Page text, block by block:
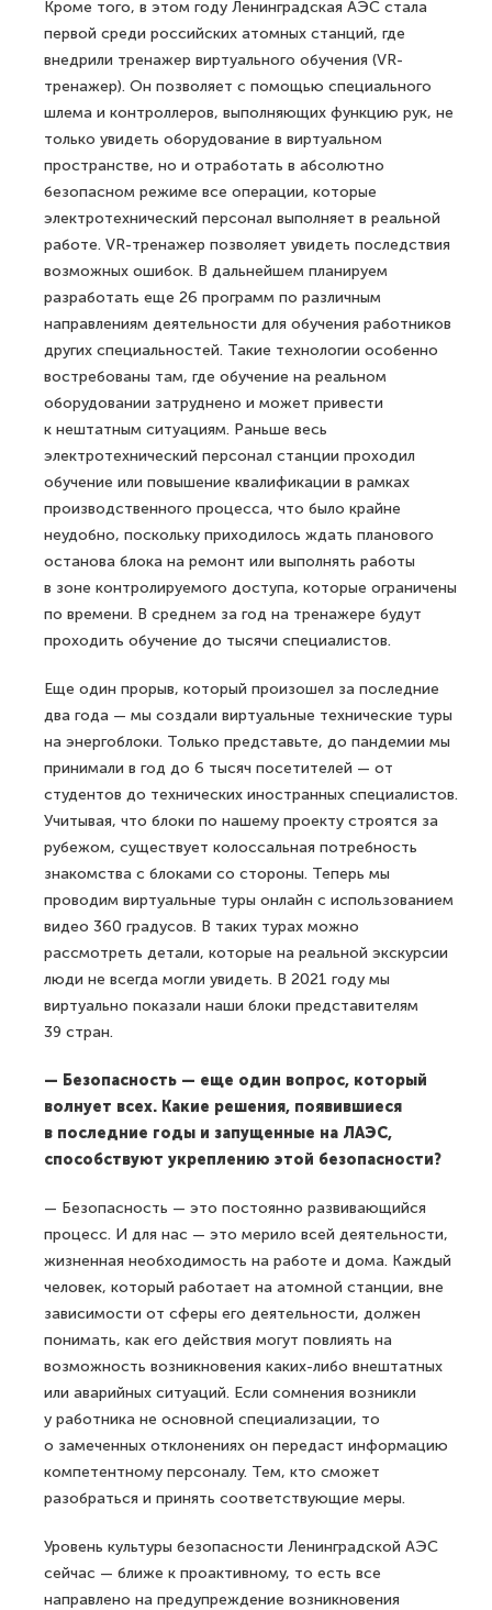
Кроме того, в этом году Ленинградская АЭС стала
первой среди российских атомных станций, где
внедрили тренажер виртуального обучения (VR-
тренажер). Он позволяет с помощью специального
шлема и контроллеров, выполняющих функцию рук, не
только увидеть оборудование в виртуальном
пространстве, но и отработать в абсолютно
безопасном режиме все операции, которые
электротехнический персонал выполняет в реальной
работе. VR-тренажер позволяет увидеть последствия
возможных ошибок. В дальнейшем планируем
разработать еще 26 программ по различным
направлениям деятельности для обучения работников
других специальностей. Такие технологии особенно
востребованы там, где обучение на реальном
оборудовании затруднено и может привести
к нештатным ситуациям. Раньше весь
электротехнический персонал станции проходил
обучение или повышение квалификации в рамках
производственного процесса, что было крайне
неудобно, поскольку приходилось ждать планового
останова блока на ремонт или выполнять работы
в зоне контролируемого доступа, которые ограничены
по времени. В среднем за год на тренажере будут
проходить обучение до тысячи специалистов.
Еще один прорыв, который произошел за последние
два года — мы создали виртуальные технические туры
на энерго­блоки. Только представьте, до пандемии мы
принимали в год до 6 тысяч посетителей — от
студентов до технических иностранных специалистов.
Учитывая, что блоки по нашему проекту строятся за
рубежом, существует колоссальная потребность
знакомства с блоками со стороны. Теперь мы
проводим виртуальные туры онлайн с использованием
видео 360 градусов. В таких турах можно
рассмотреть детали, которые на реальной экскурсии
люди не всегда могли увидеть. В 2021 году мы
виртуально показали наши блоки представителям
39 стран.
— Безопасность — еще один вопрос, который
волнует всех. Какие решения, появившиеся
в последние годы и запущенные на ЛАЭС,
способствуют укреплению этой безопасности?
— Безопасность — это постоянно развивающийся
процесс. И для нас — это мерило всей деятельности,
жизненная необходимость на работе и дома. Каждый
человек, который работает на атомной станции, вне
зависимости от сферы его деятельности, должен
понимать, как его действия могут повлиять на
возможность возникновения каких-либо внештатных
или аварийных ситуаций. Если сомнения возникли
у работника не основной специализации, то
о замеченных отклонениях он передаст информацию
компетентному персоналу. Тем, кто сможет
разобраться и принять соответствующие меры.
Уровень культуры безопасности Ленинградской АЭС
сейчас — ближе к проактивному, то есть все
направлено на предупреждение возникновения